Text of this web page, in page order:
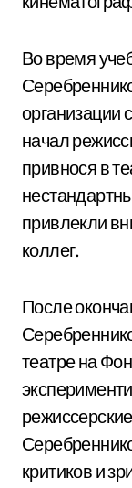
Во время
организации
начал
привнося в
привлекли
коллег.
После
театре на
критиков и